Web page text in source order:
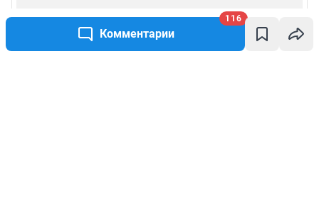
Комментарии
116